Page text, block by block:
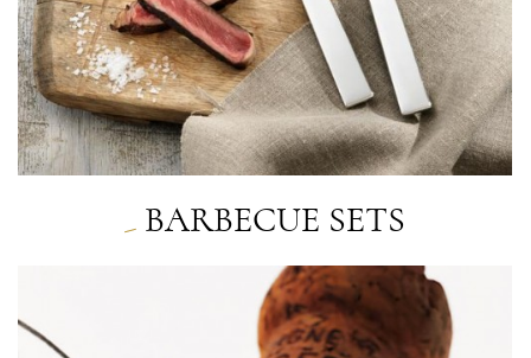
BARBECUE SETS